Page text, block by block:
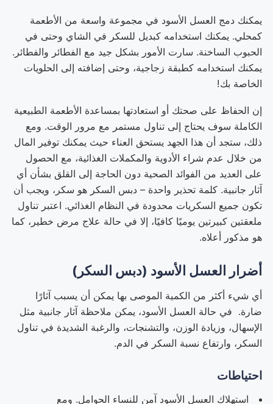
يمكنك دمج العسل الأسود في مجموعة واسعة من الأطعمة
كمحلي. يمكنك استخدامه كبديل للسكر في الشاي وحتى في
الحبوب الساخنة. سارت الأمور بشكل جيد مع الفطائر والفطائر.
يمكنك استخدامه كطبقة زجاجية، وحتى إضافته إلى الحلويات
الخاصة بك!
إن الحفاظ على صحتك أو استعادتها بمساعدة الأطعمة الطبيعية
الكاملة سوف يحتاج إلى تناول مستمر مع مرور الوقت. ومع
ذلك، ستجد أن هذا الجهد يستحق العناء حيث يمكنك توفير المال
من خلال عدم شراء الأدوية والمكملات الغذائية، مع الحصول
على العديد من الفوائد الصحية دون الحاجة إلى القلق بشأن أي
آثار جانبية. كلمة تحذير واحدة – دبس السكر هو سكر، ويجب أن
تكون جميع السكريات محدودة في النظام الغذائي. اعتبر تناول
ملعقتين كبيرتين يوميًا كافيًا، إلا في حالة علاج مرض خطير، كما
هو مذكور أعلاه.
أضرار العسل الأسود (دبس السكر)
أي شيء أكثر من الكمية الموصى بها يمكن أن يسبب آثارًا
ضارة. في حالة العسل الأسود، يمكن ملاحظة آثار جانبية مثل
الإسهال، وزيادة الوزن، والتشنجات، والرغبة الشديدة في تناول
السكر، وارتفاع نسبة السكر في الدم.
احتياطات
استهلاك العسل الأسود آمن للنساء الحوامل. ومع